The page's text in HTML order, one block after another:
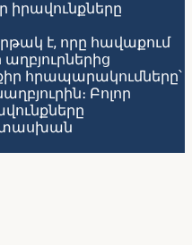
իրավունքները
է, որը հավաքում
հրապարակումները՝
Բոլոր